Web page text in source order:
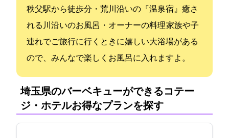
秩父駅から徒歩35分・荒川沿いの『温泉宿』/癒さ
れる川沿いのお風呂・オーナーの料理 家族や子
連れでご旅行に行くときに嬉しい大浴場がある
ので、みんなで楽しくお風呂に入れますよ。
埼玉県のバーベキューができるコテー
ジ・ホテル:お得なプランを探す